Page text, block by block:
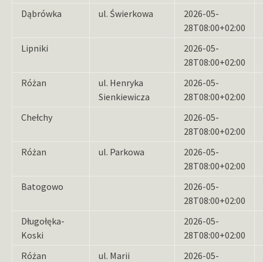
Dąbrówka
ul. Świerkowa
2026-05-
28T08:00+02:00
Lipniki
2026-05-
28T08:00+02:00
Różan
ul. Henryka
Sienkiewicza
2026-05-
28T08:00+02:00
Chełchy
2026-05-
28T08:00+02:00
Różan
ul. Parkowa
2026-05-
28T08:00+02:00
Batogowo
2026-05-
28T08:00+02:00
Długołęka-
Koski
2026-05-
28T08:00+02:00
Różan
ul. Marii
2026-05-